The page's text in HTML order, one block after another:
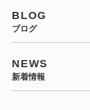
BLOG
ブログ
NEWS
新着情報